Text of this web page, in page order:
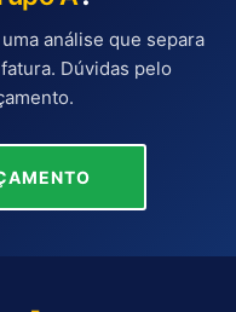
análise que separa
Dúvidas pelo
.